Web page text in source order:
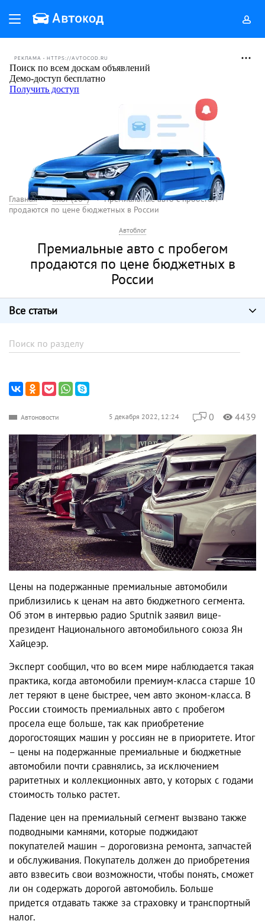
РЕКЛАМА • HTTPS://AVTOCOD.RU
Главная Блог (18+)
Премиальные авто с пробегом
продаются по цене бюджетных в России
Автоблог
Премиальные авто с пробегом
продаются по цене бюджетных в
России
Все статьи
Автоновости 5 декабря 2022, 12:24 0 4439
Цены на подержанные премиальные автомобили
приблизились к ценам на авто бюджетного сегмента.
Об этом в интервью радио Sputnik заявил вице-
президент Национального автомобильного союза Ян
Хайцеэр.
Эксперт сообщил, что во всем мире наблюдается такая
практика, когда автомобили премиум-класса старше 10
лет теряют в цене быстрее, чем авто эконом-класса. В
России стоимость премиальных авто с пробегом
просела еще больше, так как приобретение
дорогостоящих машин у россиян не в приоритете. Итог
– цены на подержанные премиальные и бюджетные
автомобили почти сравнялись, за исключением
раритетных и коллекционных авто, у которых с годами
стоимость только растет.
Падение цен на премиальный сегмент вызвано также
подводными камнями, которые поджидают
покупателей машин – дороговизна ремонта, запчастей
и обслуживания. Покупатель должен до приобретения
авто взвесить свои возможности, чтобы понять, сможет
ли он содержать дорогой автомобиль. Больше
придется отдавать также за страховку и транспортный
налог.